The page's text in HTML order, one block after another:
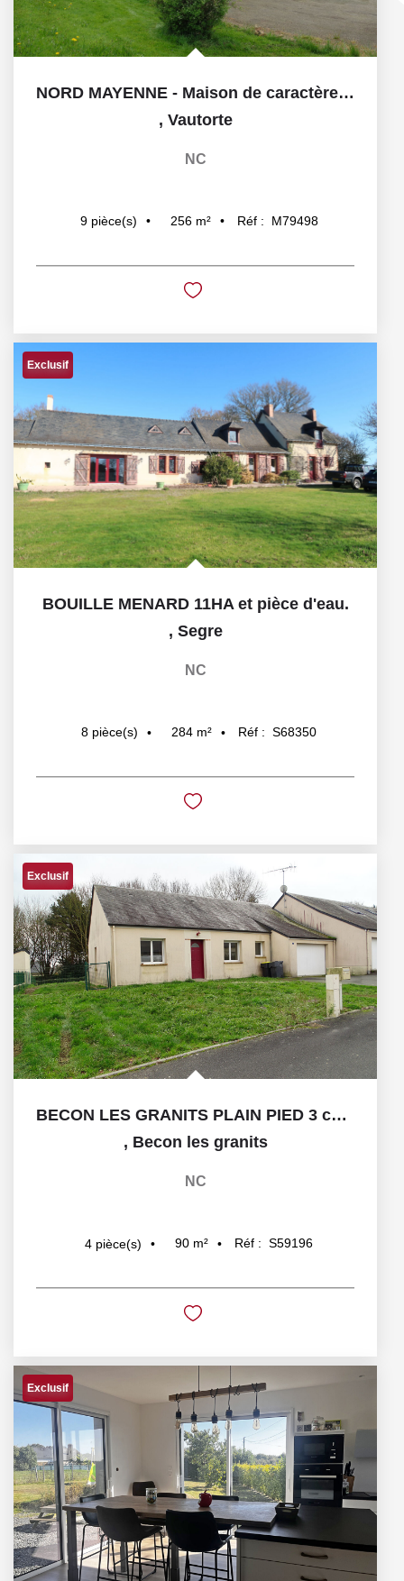
NORD MAYENNE - Maison de caractère à rénover
, Vautorte
NC
9 pièce(s) 256 m² Réf : M79498
Exclusif
BOUILLE MENARD 11HA et pièce d'eau.
, Segre
NC
8 pièce(s) 284 m² Réf : S68350
Exclusif
BECON LES GRANITS PLAIN PIED 3 chambres
, Becon les granits
NC
4 pièce(s) 90 m² Réf : S59196
Exclusif